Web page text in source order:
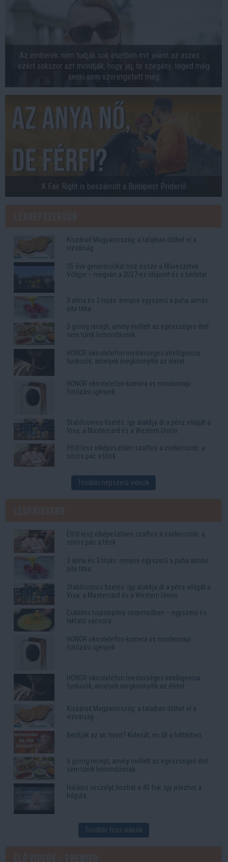
Az emberek nem tudják sok esetben mit jelent az aszex ....
ezért sokszor azt mondják, hogy jaj, te szegény, téged még
senki sem szeretgetett meg
A Fair Right is beszámolt a Budapest Prideról
Kiszárad Magyarország: a talajban dőlhet el a
vízválság
35 éve generációkat hoz össze a Művészetek
Völgye – megvan a 2027-es időpont és a bérletár
3 alma és 3 tojás: ennyire egyszerű a puha almás
pite titka
5 görög recept, amely mellett az egészséges étel
sem tűnik lemondásnak
HONOR okostelefon mesterséges intelligencia
funkciók, amelyek megkönnyítik az életet
HONOR okostelefon-kamera vs mindennapi
fotózási igények
Stabilcoinos fizetés: így alakítja át a pénz világát a
Visa, a Mastercard és a Western Union
Ettől lesz elképesztően szaftos a csirkecomb: a
sörös pác a titok
További népszerű videók
Ettől lesz elképesztően szaftos a csirkecomb: a
sörös pác a titok
3 alma és 3 tojás: ennyire egyszerű a puha almás
pite titka
Stabilcoinos fizetés: így alakítja át a pénz világát a
Visa, a Mastercard és a Western Union
Cukkinis tojáslepény serpenyőben – egyszerű és
laktató vacsora
HONOR okostelefon-kamera vs mindennapi
fotózási igények
HONOR okostelefon mesterséges intelligencia
funkciók, amelyek megkönnyítik az életet
Kiszárad Magyarország: a talajban dőlhet el a
vízválság
Betiltják az air fryert? Kiderült, mi áll a háttérben
5 görög recept, amely mellett az egészséges étel
sem tűnik lemondásnak
Halálos veszélyt hozhat a 40 fok: így jelezhet a
hőguta
További friss videók